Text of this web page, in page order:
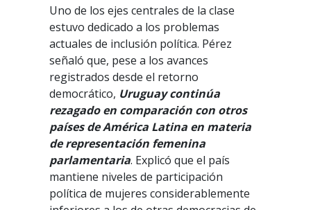
Uno de los ejes centrales de la clase
estuvo dedicado a los problemas
actuales de inclusión política. Pérez
señaló que, pese a los avances
registrados desde el retorno
democrático, Uruguay continúa
rezagado en comparación con otros
países de América Latina en materia
de representación femenina
parlamentaria. Explicó que el país
mantiene niveles de participación
política de mujeres considerablemente